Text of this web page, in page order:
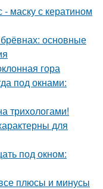
маску с кератином
основные
гора
под окнами:
трихологами!
для
под окном:
плюсы и минусы